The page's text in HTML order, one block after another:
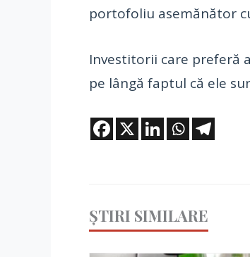
portofoliu asemănător
Investitorii care preferă
pe lângă faptul că ele
ȘTIRI SIMILARE